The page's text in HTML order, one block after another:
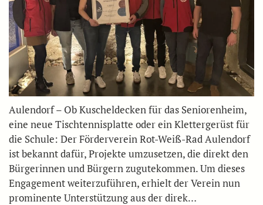
Aulendorf – Ob Kuscheldecken für das Seniorenheim,
eine neue Tischtennisplatte oder ein Klettergerüst für
die Schule: Der Förderverein Rot-Weiß-Rad Aulendorf
ist bekannt dafür, Projekte umzusetzen, die direkt den
Bürgerinnen und Bürgern zugutekommen. Um dieses
Engagement weiterzuführen, erhielt der Verein nun
prominente Unterstützung aus der direk…